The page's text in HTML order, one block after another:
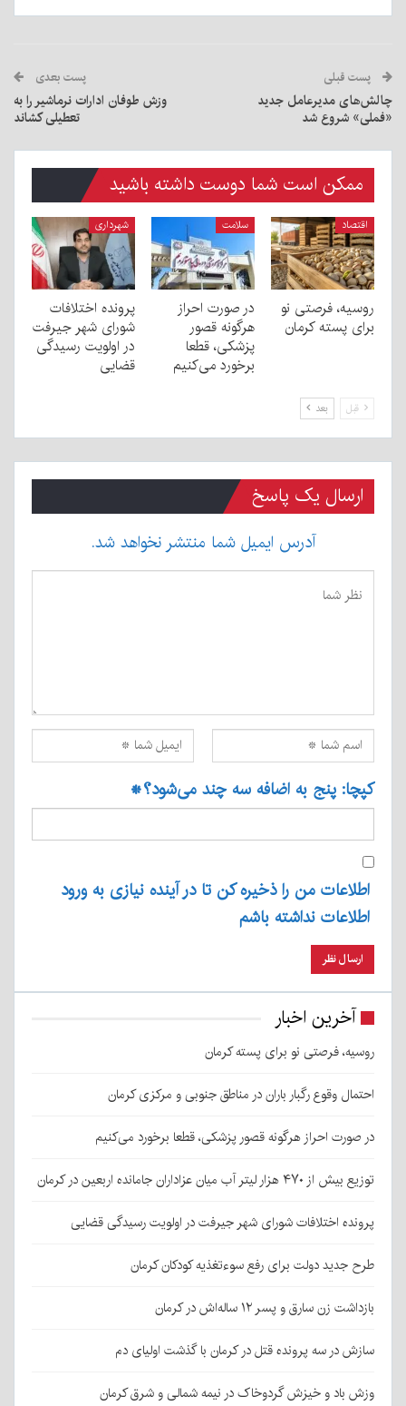
پست قبلی
چالش‌های مدیرعامل جدید
«فملی» شروع شد
پست بعدی
وزش طوفان ادارات نرماشیر را به
تعطیلی کشاند
ممکن است شما دوست داشته باشید
اقتصاد
روسیه، فرصتی نو
برای پسته کرمان
سلامت
در صورت احراز
هرگونه قصور
پزشکی، قطعا
برخورد می‌کنیم
شهرداری
پرونده اختلافات
شورای شهر جیرفت
در اولویت رسیدگی
قضایی
قبل بعد
ارسال یک پاسخ
آدرس ایمیل شما منتشر نخواهد شد.
کپچا: پنج به اضافه سه چند می‌شود؟*
اطلاعات من را ذخیره کن تا در آینده نیازی به ورود
اطلاعات نداشته باشم
آخرین اخبار
روسیه، فرصتی نو برای پسته کرمان
احتمال وقوع رگبار باران در مناطق جنوبی و مرکزی کرمان
در صورت احراز هرگونه قصور پزشکی، قطعا برخورد می‌کنیم
توزیع بیش از ۴۷۰ هزار لیتر آب میان عزاداران جامانده اربعین در کرمان
پرونده اختلافات شورای شهر جیرفت در اولویت رسیدگی قضایی
طرح جدید دولت برای رفع سوءتغذیه کودکان کرمان
بازداشت زن سارق و پسر ۱۲ ساله‌اش در کرمان
سازش در سه پرونده قتل در کرمان با گذشت اولیای دم
وزش باد و خیزش گردوخاک در نیمه شمالی و شرق کرمان